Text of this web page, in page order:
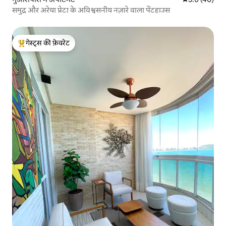
समुद्र और अरेया प्रेटा के अविश्वसनीय नज़ारे वाला पेंटहाउस
गेस्ट्स का टॉप फ़ेवरेट
गेस्ट्स की फ़ेवरेट